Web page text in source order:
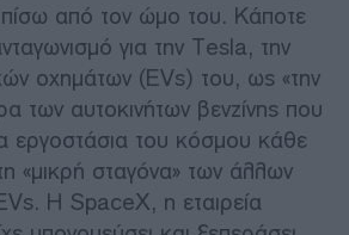
πίσω από τον ώμο του. Κάποτε
για την Tesla, την
οχημάτων (EVs) του, ως «την
των αυτοκινήτων βενζίνης που
εργοστάσια του κόσμου κάθε
«μικρή σταγόνα» των άλλων
Η SpaceX, η εταιρεία